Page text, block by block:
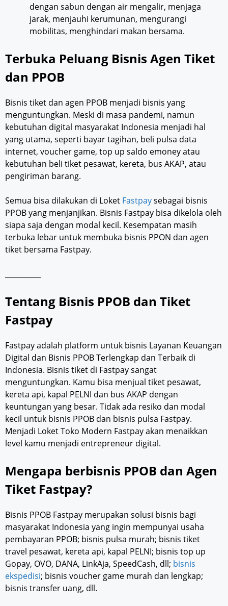
dengan sabun dengan air mengalir, menjaga
jarak, menjauhi kerumunan, mengurangi
mobilitas, menghindari makan bersama.
Terbuka Peluang Bisnis Agen Tiket
dan PPOB
Bisnis tiket dan agen PPOB menjadi bisnis yang
menguntungkan. Meski di masa pandemi, namun
kebutuhan digital masyarakat Indonesia menjadi hal
yang utama, seperti bayar tagihan, beli pulsa data
internet, voucher game, top up saldo emoney atau
kebutuhan beli tiket pesawat, kereta, bus AKAP, atau
pengiriman barang.
Semua bisa dilakukan di Loket Fastpaysebagai bisnis
PPOB yang menjanjikan. Bisnis Fastpay bisa dikelola oleh
siapa saja dengan modal kecil. Kesempatan masih
terbuka lebar untuk membuka bisnis PPON dan agen
tiket bersama Fastpay.
Tentang Bisnis PPOB dan Tiket
Fastpay
Fastpay adalah platform untuk bisnis Layanan Keuangan
Digital dan Bisnis PPOB Terlengkap dan Terbaik di
Indonesia. Bisnis tiket di Fastpay sangat
menguntungkan. Kamu bisa menjual tiket pesawat,
kereta api, kapal PELNI dan bus AKAP dengan
keuntungan yang besar. Tidak ada resiko dan modal
kecil untuk bisnis PPOB dan bisnis pulsa Fastpay.
Menjadi Loket Toko Modern Fastpay akan menaikkan
level kamu menjadi entrepreneur digital.
Mengapa berbisnis PPOB dan Agen
Tiket Fastpay?
Bisnis PPOB Fastpay merupakan solusi bisnis bagi
masyarakat Indonesia yang ingin mempunyai usaha
pembayaran PPOB; bisnis pulsa murah; bisnis tiket
travel pesawat, kereta api, kapal PELNI; bisnis top up
Gopay, OVO, DANA, LinkAja, SpeedCash, dll; bisnis
ekspedisi; bisnis voucher game murah dan lengkap;
bisnis transfer uang, dll.